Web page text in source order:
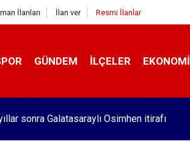
İlanları İlan ver Resmi İlanlar
GÜNDEM İLÇELER EKONOMI
sonra Galatasaraylı Osimhen itirafı